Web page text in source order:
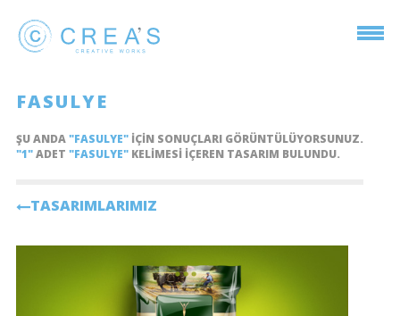
FASULYE
ŞU ANDA"FASULYE"IÇIN SONUÇLARI GÖRÜNTÜLÜYORSUNUZ.
"1"ADET "FASULYE"KELIMESI IÇEREN TASARIM BULUNDU.
TASARIMLARIMIZ